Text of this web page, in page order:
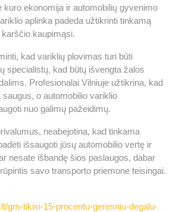
kuro ekonomija ir automobilių gyvenimo
aplinka padeda užtikrinti tinkamą
kaupimąsi.
kad variklių plovimas turi būti
specialistų, kad būtų išvengta žalos
Profesionalai Vilniuje užtikrina, kad
o automobilio variklio
nuo galimų pažeidimų.
neabejotina, kad tinkama
išsaugoti jūsų automobilio vertę ir
nesate išbandę šios paslaugos, dabar
savo transporto priemone teisingai.
gm-tikisi-15-procentu-geresniu-degalu-